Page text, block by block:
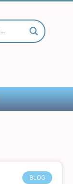
BLOG